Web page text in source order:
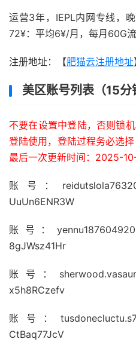
运营3年，IEPL内网专线，
72¥：平均6¥/月，每月60G流
注册地址：【肥猫云注册地址
美区账号列表（15分
不要在设置中登陆，否则锁
登陆使用，登陆过程务必选
最后一次更新时间：2025-
账号：
UuUn6ENR3W
账号：
8gJWsz41Hr
账号：
x5h8RCzefv
账号：
CtBaq77JcV